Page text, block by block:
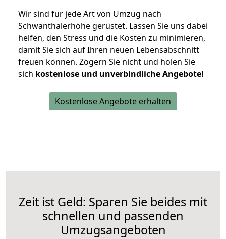
Wir sind für jede Art von Umzug nach
Schwanthalerhöhe gerüstet. Lassen Sie uns dabei
helfen, den Stress und die Kosten zu minimieren,
damit Sie sich auf Ihren neuen Lebensabschnitt
freuen können. Zögern Sie nicht und holen Sie
sich kostenlose und unverbindliche Angebote!
Kostenlose Angebote erhalten
Zeit ist Geld: Sparen Sie beides mit
schnellen und passenden
Umzugsangeboten